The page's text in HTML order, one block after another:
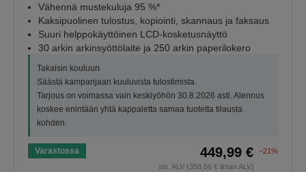
Vähennä mustekuluja 95 %*
Kaksipuolinen tulostus, kopiointi, skannaus ja faksaus
Suuri helppokäyttöinen LCD-kosketusnäyttö
30 arkin arkinsyöttölaite ja 250 arkin paperilokero
Takaisin kouluun
Säästä kampanjaan kuuluvista tulostimista.
Tarjous on voimassa vain keskiyöhön 30.8.2026 asti. Alennus
koskee enintään yhtä kappaletta samaa tuotetta tilausta
kohden.
Varastossa 449,99 €
−21%
sis. ALV (358,56 € ilman ALV)